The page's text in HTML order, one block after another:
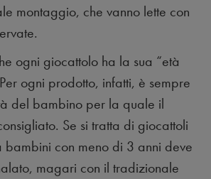
montaggio, che vanno lette con
ogni giocattolo ha la sua “età
ogni prodotto, infatti, è sempre
del bambino per la quale il
Se si tratta di giocattoli
bambini con meno di 3 anni deve
magari con il tradizionale